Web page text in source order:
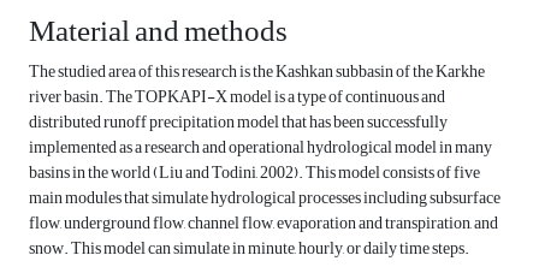
Material and methods
The studied area of ​​this research is the Kashkan subbasin of the Karkhe
river basin. The TOPKAPI-X model is a type of continuous and
distributed runoff precipitation model that has been successfully
implemented as a research and operational hydrological model in many
basins in the world (Liu and Todini, 2002). This model consists of five
main modules that simulate hydrological processes including subsurface
flow, underground flow, channel flow, evaporation and transpiration, and
snow. This model can simulate in minute, hourly, or daily time steps.